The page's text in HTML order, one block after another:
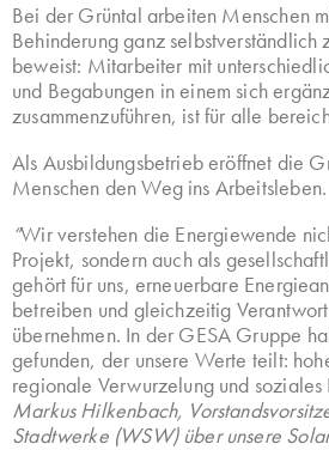
Bei der Grüntal arbeiten Menschen
Behinderung ganz selbstverständlich
beweist: Mitarbeiter mit
und Begabungen in einem sich
zusammenzuführen, ist für alle
Als Ausbildungsbetrieb eröffnet die
Menschen den Weg ins Arbeitsleben.
“Wir verstehen die Energiewende
Projekt, sondern auch als
gehört für uns, erneuerbare
betreiben und gleichzeitig
übernehmen. In der GESA Gruppe
gefunden, der unsere Werte teilt:
regionale Verwurzelung und soziales
Markus Hilkenbach,
Stadtwerke (WSW) über unsere